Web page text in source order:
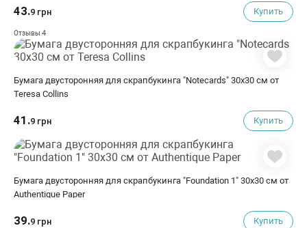
43.9 грн Купить
Отзывы 4
Бумага двусторонняя для скрапбукинга "Notecards" 30х30 см от
Teresa Collins
41.9 грн Купить
Бумага двусторонняя для скрапбукинга "Foundation 1" 30х30 см от
Authentique Paper
39.9 грн Купить